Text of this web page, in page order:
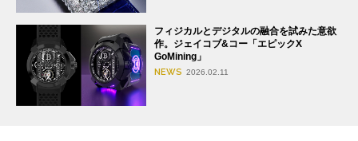
フィジカルとデジタルの融合を試みた意欲
作。ジェイコブ&コー「エピックX
GoMining」
NEWS 2026.02.11